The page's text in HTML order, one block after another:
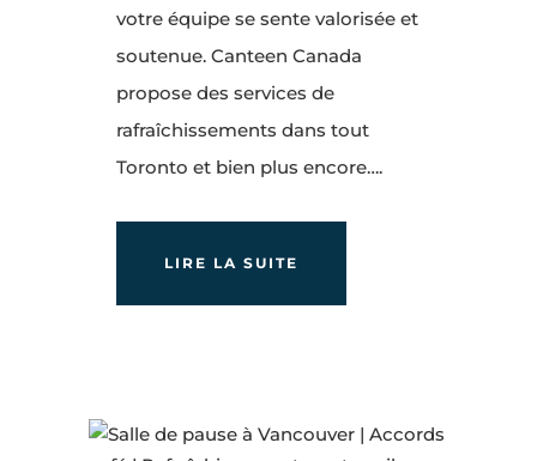
votre équipe se sente valorisée et
soutenue. Canteen Canada
propose des services de
rafraîchissements dans tout
Toronto et bien plus encore….
LIRE LA SUITE